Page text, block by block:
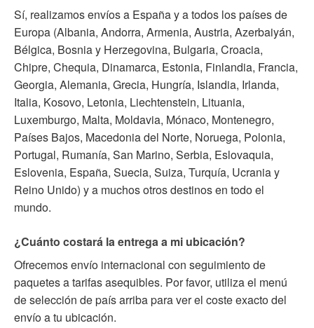
Sí, realizamos envíos a España y a todos los países de
Europa (Albania, Andorra, Armenia, Austria, Azerbaiyán,
Bélgica, Bosnia y Herzegovina, Bulgaria, Croacia,
Chipre, Chequia, Dinamarca, Estonia, Finlandia, Francia,
Georgia, Alemania, Grecia, Hungría, Islandia, Irlanda,
Italia, Kosovo, Letonia, Liechtenstein, Lituania,
Luxemburgo, Malta, Moldavia, Mónaco, Montenegro,
Países Bajos, Macedonia del Norte, Noruega, Polonia,
Portugal, Rumanía, San Marino, Serbia, Eslovaquia,
Eslovenia, España, Suecia, Suiza, Turquía, Ucrania y
Reino Unido) y a muchos otros destinos en todo el
mundo.
¿Cuánto costará la entrega a mi ubicación?
Ofrecemos envío internacional con seguimiento de
paquetes a tarifas asequibles. Por favor, utiliza el menú
de selección de país arriba para ver el coste exacto del
envío a tu ubicación.